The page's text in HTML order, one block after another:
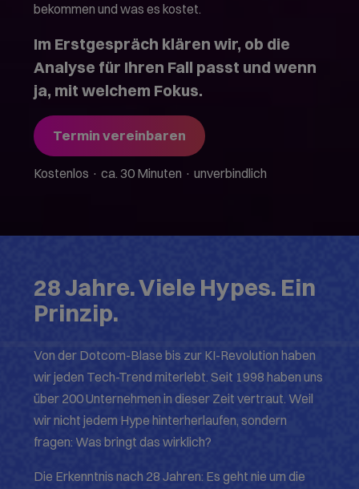
bekommen und was es kostet.
Im Erstgespräch klären wir, ob die
Analyse für Ihren Fall passt und wenn
ja, mit welchem Fokus.
Termin vereinbaren
Kostenlos · ca. 30 Minuten · unverbindlich
28 Jahre. Viele Hypes. Ein
Prinzip.
Von der Dotcom-Blase bis zur KI-Revolution haben
wir jeden Tech-Trend miterlebt. Seit 1998 haben uns
über 200 Unternehmen in dieser Zeit vertraut. Weil
wir nicht jedem Hype hinterherlaufen, sondern
fragen: Was bringt das wirklich?
Die Erkenntnis nach 28 Jahren: Es geht nie um die